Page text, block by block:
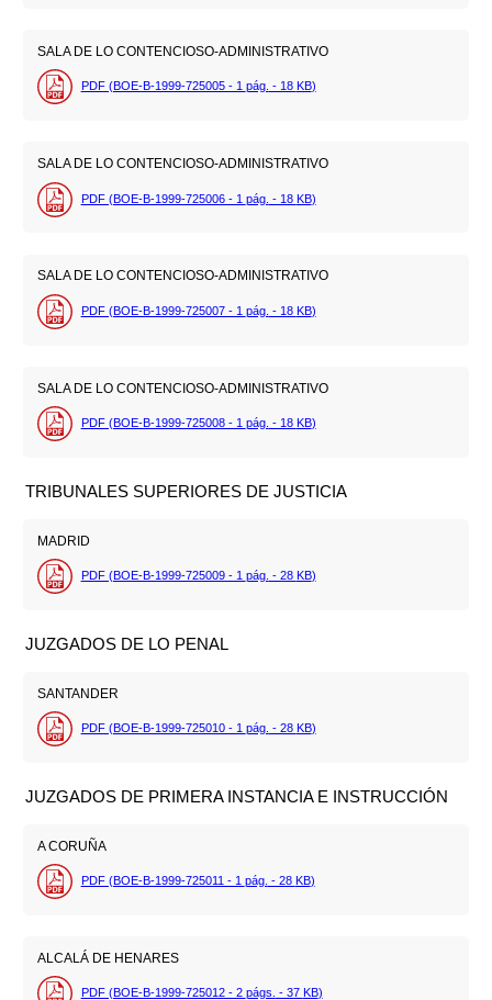
SALA DE LO CONTENCIOSO-ADMINISTRATIVO
PDF (BOE-B-1999-725005 - 1 pág. - 18 KB)
SALA DE LO CONTENCIOSO-ADMINISTRATIVO
PDF (BOE-B-1999-725006 - 1 pág. - 18 KB)
SALA DE LO CONTENCIOSO-ADMINISTRATIVO
PDF (BOE-B-1999-725007 - 1 pág. - 18 KB)
SALA DE LO CONTENCIOSO-ADMINISTRATIVO
PDF (BOE-B-1999-725008 - 1 pág. - 18 KB)
TRIBUNALES SUPERIORES DE JUSTICIA
MADRID
PDF (BOE-B-1999-725009 - 1 pág. - 28 KB)
JUZGADOS DE LO PENAL
SANTANDER
PDF (BOE-B-1999-725010 - 1 pág. - 28 KB)
JUZGADOS DE PRIMERA INSTANCIA E INSTRUCCIÓN
A CORUÑA
PDF (BOE-B-1999-725011 - 1 pág. - 28 KB)
ALCALÁ DE HENARES
PDF (BOE-B-1999-725012 - 2 págs. - 37 KB)